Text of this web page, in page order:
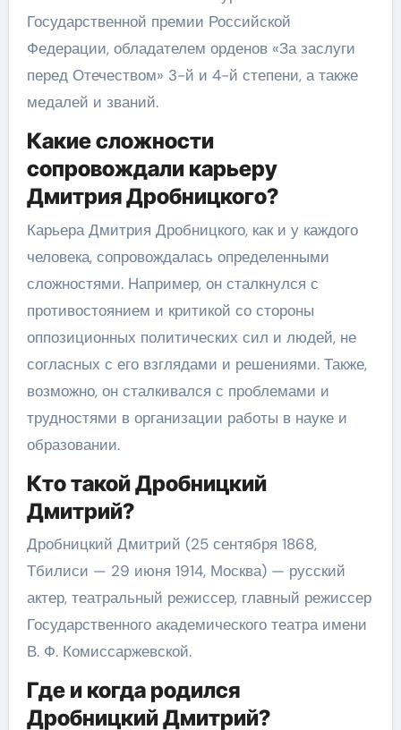
Государственной премии Российской
Федерации, обладателем орденов «За заслуги
перед Отечеством» 3-й и 4-й степени, а также
медалей и званий.
Какие сложности
сопровождали карьеру
Дмитрия Дробницкого?
Карьера Дмитрия Дробницкого, как и у каждого
человека, сопровождалась определенными
сложностями. Например, он сталкнулся с
противостоянием и критикой со стороны
оппозиционных политических сил и людей, не
согласных с его взглядами и решениями. Также,
возможно, он сталкивался с проблемами и
трудностями в организации работы в науке и
образовании.
Кто такой Дробницкий
Дмитрий?
Дробницкий Дмитрий (25 сентября 1868,
Тбилиси — 29 июня 1914, Москва) — русский
актер, театральный режиссер, главный режиссер
Государственного академического театра имени
В. Ф. Комиссаржевской.
Где и когда родился
Дробницкий Дмитрий?